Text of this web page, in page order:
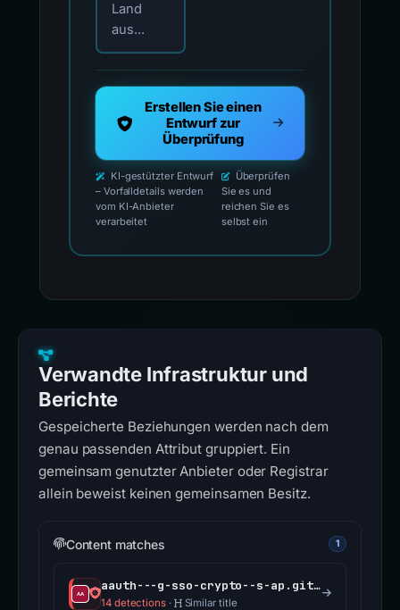
Land
aus...
Erstellen Sie einen
Entwurf zur
Überprüfung
KI-gestützter Entwurf
– Vorfalldetails werden
vom KI-Anbieter
verarbeitet
Überprüfen
Sie es und
reichen Sie es
selbst ein
Verwandte Infrastruktur und
Berichte
Gespeicherte Beziehungen werden nach dem
genau passenden Attribut gruppiert. Ein
gemeinsam genutzter Anbieter oder Registrar
allein beweist keinen gemeinsamen Besitz.
Content matches 1
aauth---g-sso-crypto--s-ap.gitbook.io
14 detections· Similar title